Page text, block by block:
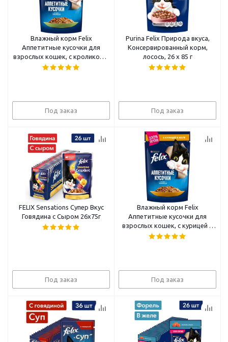
Влажный корм Felix
Аппетитные кусочки для
взрослых кошек, с кроликом в
желе 85 г
Под заказ
Purina Felix Природа вкуса,
Консервированный корм,
лосось, 26 х 85 г
Под заказ
FELIX Sensations Супер Вкус
Говядина с Сыром 26x75г
Под заказ
Влажный корм Felix
Аппетитные кусочки для
взрослых кошек, с курицей в
желе 85 г
Под заказ